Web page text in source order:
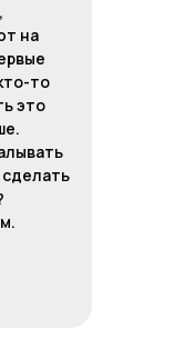
на
то
это